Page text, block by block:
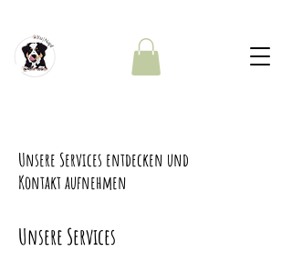
Unsere Services entdecken und
Kontakt aufnehmen
Unsere Services